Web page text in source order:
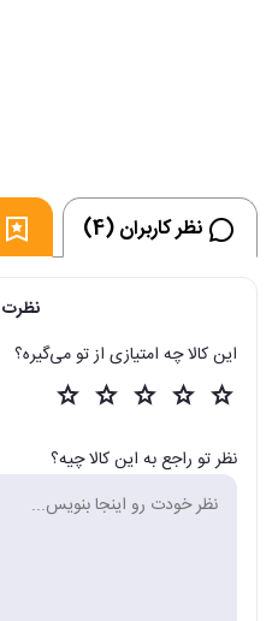
نظر کاربران (4)
نظرت
این کالا چه امتیازی از تو می‌گیره؟
نظر تو راجع به این کالا چیه؟